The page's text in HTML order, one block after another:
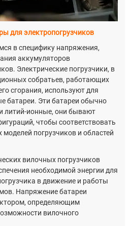
для электропогрузчиков
в специфику напряжения,
аккумуляторов
Электрические погрузчики, в
собратьев, работающих
сгорания, используют для
батареи. Эти батареи обычно
литий-ионные, они бывают
чтобы соответствовать
погрузчиков и областей
вилочных погрузчиков
необходимой энергии для
в движение и работы
Напряжение батареи
определяющим
вилочного